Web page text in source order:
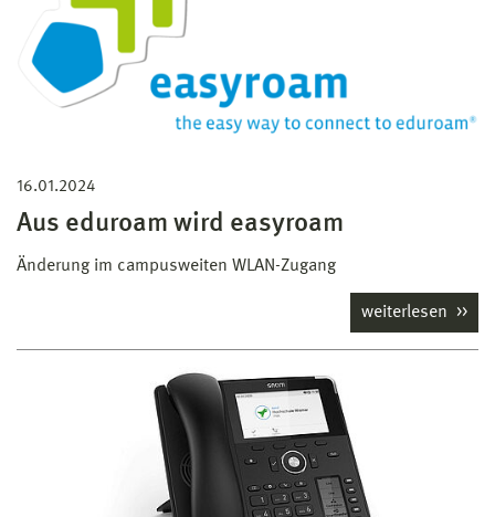
16.01.2024
Aus eduroam wird easyroam
Änderung im campusweiten WLAN-Zugang
weiterlesen